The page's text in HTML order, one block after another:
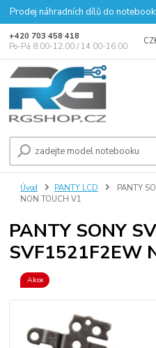
Prodej náhradních dílů do
+420 703 458 418
Po-Pá 8:00-12:00 / 14:00-16:00
Úvod PANTY LCD
PANTY
NON TOUCH V1
PANTY SONY
SVF1521F2EW
Akce